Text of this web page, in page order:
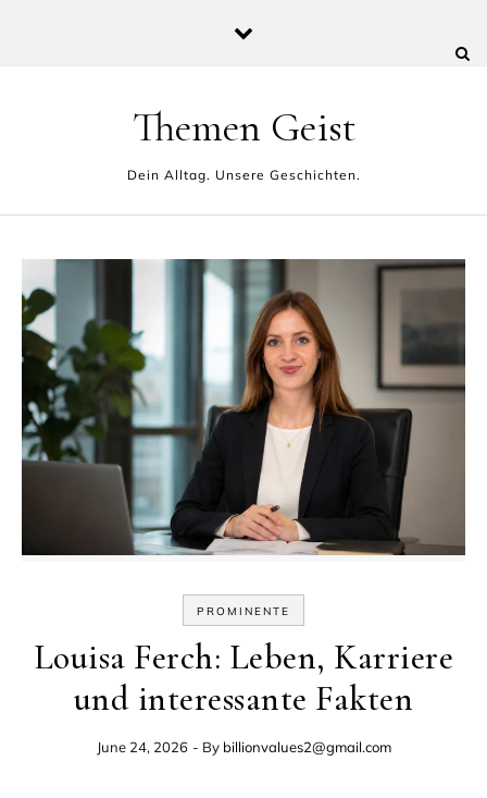
Themen Geist
Dein Alltag. Unsere Geschichten.
PROMINENTE
Louisa Ferch: Leben, Karriere
und interessante Fakten
June 24, 2026 - By billionvalues2@gmail.com